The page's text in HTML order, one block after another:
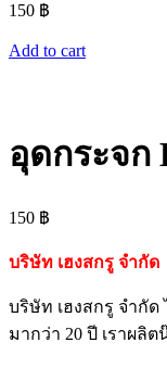
150 ฿
Add to cart
อุดกระจก
150 ฿
บริษัท เฮงสกรู จำกัด
บริษัท เฮงสกรู จำกั
มากว่า 20 ปี เราผลิ